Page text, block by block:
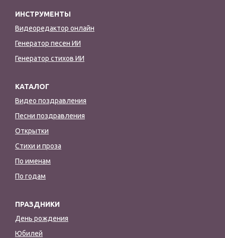
ИНСТРУМЕНТЫ
Видеоредактор онлайн
Генератор песен ИИ
Генератор стихов ИИ
КАТАЛОГ
Видео поздравления
Песни поздравления
Открытки
Стихи и проза
По именам
По годам
ПРАЗДНИКИ
День рождения
Юбилей